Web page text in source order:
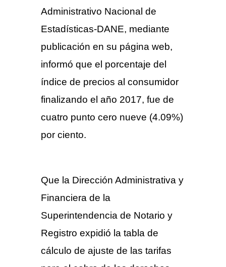
Administrativo Nacional de
Estadísticas-DANE, mediante
publicación en su página web,
informó que el porcentaje del
índice de precios al consumidor
finalizando el año 2017, fue de
cuatro punto cero nueve (4.09%)
por ciento.
Que la Dirección Administrativa y
Financiera de la
Superintendencia de Notario y
Registro expidió la tabla de
cálculo de ajuste de las tarifas